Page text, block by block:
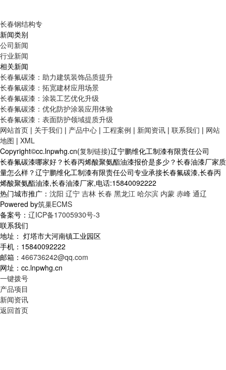
长春钢结构专
新闻类别
公司新闻
行业新闻
相关新闻
长春氟碳漆：助力建筑装饰品质提升
长春氟碳漆：拓宽建材应用场景
长春氟碳漆：涂装工艺优化升级
长春氟碳漆：优化防护涂装应用体验
长春氟碳漆：表面防护领域提质升级
网站首页 | 关于我们 | 产品中心 | 工程案例 | 新闻资讯 | 联系我们 | 网站
地图 | XML
Copyright©cc.lnpwhg.cn(复制链接)辽宁鹏维化工制漆有限责任公司
长春氟碳漆哪家好？长春丙烯酸聚氨酯油漆报价是多少？长春油漆厂家质
量怎么样？辽宁鹏维化工制漆有限责任公司专业承接长春氟碳漆,长春丙
烯酸聚氨酯油漆,长春油漆厂家,电话:15840092222
热门城市推广： 沈阳 辽宁 吉林 长春 黑龙江 哈尔滨 内蒙 赤峰 通辽
Powered by筑巢ECMS
备案号： 辽ICP备17005930号-3
联系我们
地址： 灯塔市大河南镇工业园区
手机：15840092222
邮箱： 466736242@qq.com
网址：cc.lnpwhg.cn
一键拨号
产品项目
新闻资讯
返回首页